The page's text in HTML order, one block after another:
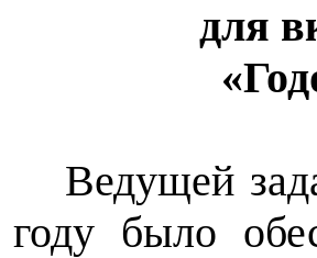
для
Ведущей
году было